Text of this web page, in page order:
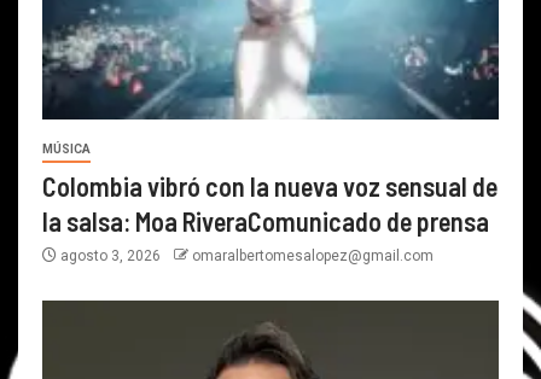
MÚSICA
Colombia vibró con la nueva voz sensual de
la salsa: Moa RiveraComunicado de prensa
agosto 3, 2026 omaralbertomesalopez@gmail.com